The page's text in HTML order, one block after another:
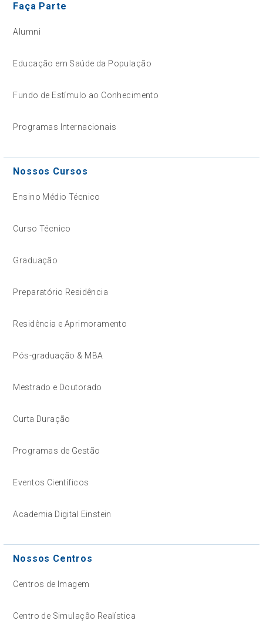
Faça Parte
Alumni
Educação em Saúde da População
Fundo de Estímulo ao Conhecimento
Programas Internacionais
Nossos Cursos
Ensino Médio Técnico
Curso Técnico
Graduação
Preparatório Residência
Residência e Aprimoramento
Pós-graduação & MBA
Mestrado e Doutorado
Curta Duração
Programas de Gestão
Eventos Científicos
Academia Digital Einstein
Nossos Centros
Centros de Imagem
Centro de Simulação Realística